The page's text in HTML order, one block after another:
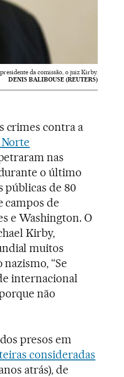
da comissão, o juiz Kirby.
DENIS BALIBOUSE (REUTERS)
crimes contra a
nas
o último
públicas de 80
campos de
e Washington. O
Kirby,
muitos
“Se
internacional
não
presos em
consideradas
atrás), de